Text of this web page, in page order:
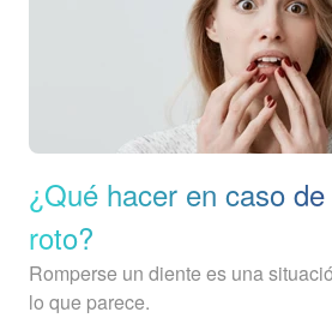
¿Qué hacer en caso
roto?
Romperse un diente es una
lo que parece.